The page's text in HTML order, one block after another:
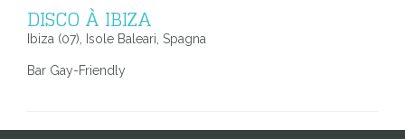
DISCO À IBIZA
Ibiza (07), Isole Baleari, Spagna
Bar Gay-Friendly